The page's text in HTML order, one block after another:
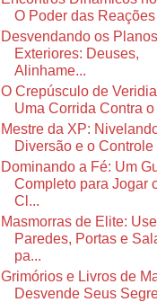
O Poder das Reações
Desvendando os Planos
Exteriores: Deuses,
Alinhame...
O Crepúsculo de
Uma Corrida Contra o
Mestre da XP:
Diversão e o Controle
Dominando a Fé: Um
Completo para Jogar
Cl...
Masmorras de Elite: Use
Paredes, Portas e
pa...
Grimórios e Livros de
Desvende Seus